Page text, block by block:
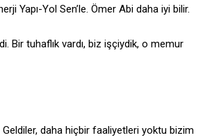
Yapı-Yol Sen’le. Ömer Abi daha iyi bilir.
Bir tuhaflık vardı, biz işçiydik, o memur
daha hiçbir faaliyetleri yoktu bizim